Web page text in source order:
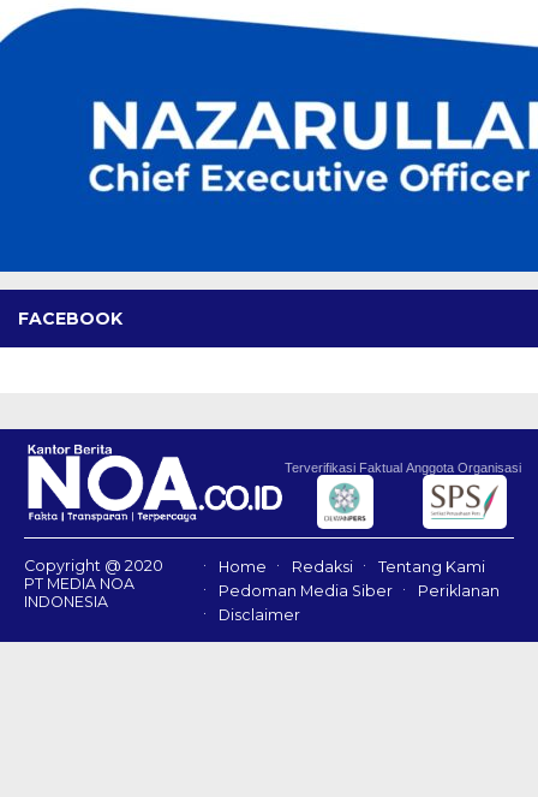
FACEBOOK
Terverifikasi Faktual Anggota Organisasi
Copyright @ 2020
PT MEDIA NOA
INDONESIA
Home Redaksi
Tentang Kami
Pedoman Media Siber
Periklanan
Disclaimer